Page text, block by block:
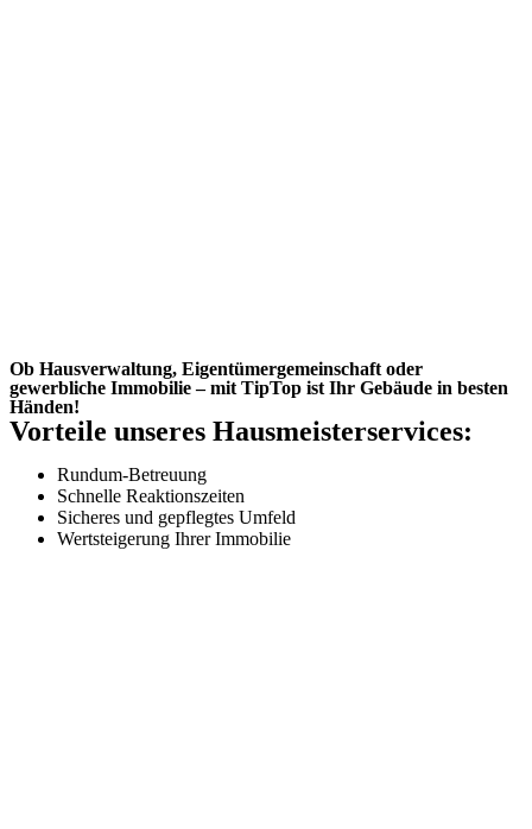
Ob Hausverwaltung, Eigentümergemeinschaft oder
gewerbliche Immobilie – mit TipTop ist Ihr Gebäude in besten
Händen!
Vorteile unseres Hausmeisterservices:
Rundum-Betreuung
Schnelle Reaktionszeiten
Sicheres und gepflegtes Umfeld
Wertsteigerung Ihrer Immobilie